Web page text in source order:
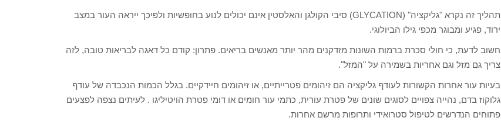
תהליך זה נקרא "גליקציה" (GLYCATION) סיבי הקולגן והאלסטין אינם יכולים לנוע בחופשיות ולפיכך ייראה העור במצב
ירוד, פגיע ומבוגר מכפי גילו הביולוגי.
חשוב לדעת, כי חולי סכרת ברמות השונות מזדקנים מהר יותר מאנשים בריאים. פתרון: קודם כל דאגה לבריאות טובה, לזה
צריך גם מזל וגם אחריות בשמירה על "המזל".
בעיות עור אחרות הקשורות לעודף גליקציה הם זיהומים פטרייתיים, או זיהומים חיידקיים. בגלל הכמות הנכבדה של עודף
גלוקוז בדם, נהייה צפויים לסוגים שונים של פטרת עורית, כתמי עור חומים או דומי פטרת הויטיליגו . לעיתים נצפה לפצעים
פתוחים הנדרשים לטיפול סטרואידי ותרופות מרשם אחרות.